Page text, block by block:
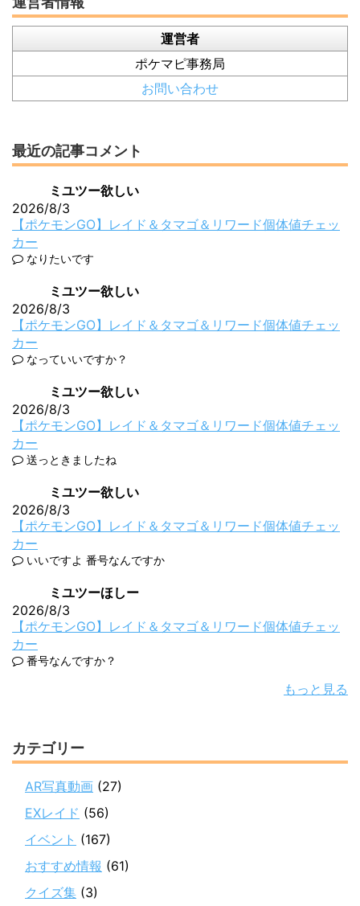
運営者
ポケマピ事務局
お問い合わせ
最近の記事コメント
ミユツー欲しい
2026/8/3
【ポケモンGO】レイド＆タマゴ＆リワード個体値チェッ
カー
なりたいです
ミユツー欲しい
2026/8/3
【ポケモンGO】レイド＆タマゴ＆リワード個体値チェッ
カー
なっていいですか？
ミユツー欲しい
2026/8/3
【ポケモンGO】レイド＆タマゴ＆リワード個体値チェッ
カー
送っときましたね
ミユツー欲しい
2026/8/3
【ポケモンGO】レイド＆タマゴ＆リワード個体値チェッ
カー
いいですよ 番号なんですか
ミユツーほしー
2026/8/3
【ポケモンGO】レイド＆タマゴ＆リワード個体値チェッ
カー
番号なんですか？
もっと見る
カテゴリー
AR写真動画 (27)
EXレイド (56)
イベント (167)
おすすめ情報 (61)
クイズ集 (3)